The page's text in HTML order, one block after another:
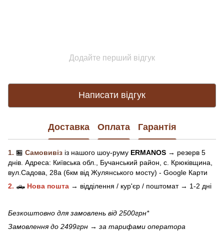
Додайте перший відгук
Написати відгук
Доставка Оплата Гарантія
1. 🏪 Самовивіз із нашого шоу-руму ERMANOS → резерв 5
днів. Адреса: Київська обл.,
Бучанський район, с. Крюківщина,
вул.Садова, 28а (6км від Жулянського мосту) - Google Карти
2. 🛻 Нова пошта → відділення / кур'єр / поштомат → 1-2 дні
Безкоштовно для замовлень від 2500грн*
Замовлення до 2499грн → за тарифами оператора